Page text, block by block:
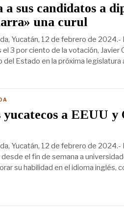
sus candidatos a
una curul
Yucatán, 12 de febrero de
el 3 por ciento de la votación,
del Estado en la próxima legislatura
a EEUU y
Yucatán, 12 de febrero de
el fin de semana a
su habilidad en el idioma inglés,